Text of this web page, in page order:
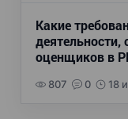
Какие
оценщиков в
807 0 18